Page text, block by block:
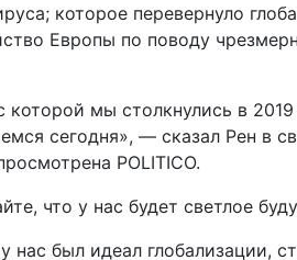
которое перевернуло
Европы по поводу
которой мы столкнулись в
сегодня», — сказал Рен в
POLITICO.
что у нас будет светлое
нас был идеал глобализации,